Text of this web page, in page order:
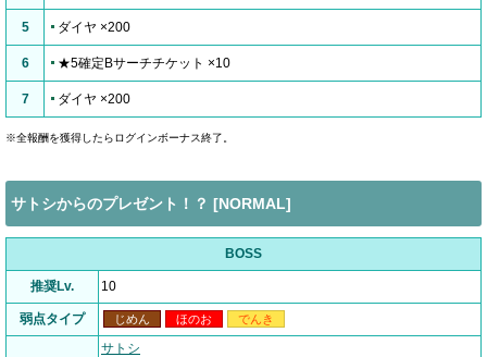
5 ダイヤ ×200
6 ★5確定Bサーチチケット ×10
7 ダイヤ ×200
※全報酬を獲得したらログインボーナス終了。
サトシからのプレゼント！？ [NORMAL]
BOSS
推奨Lv. 10
弱点タイプ じめん ほのお でんき
サトシ